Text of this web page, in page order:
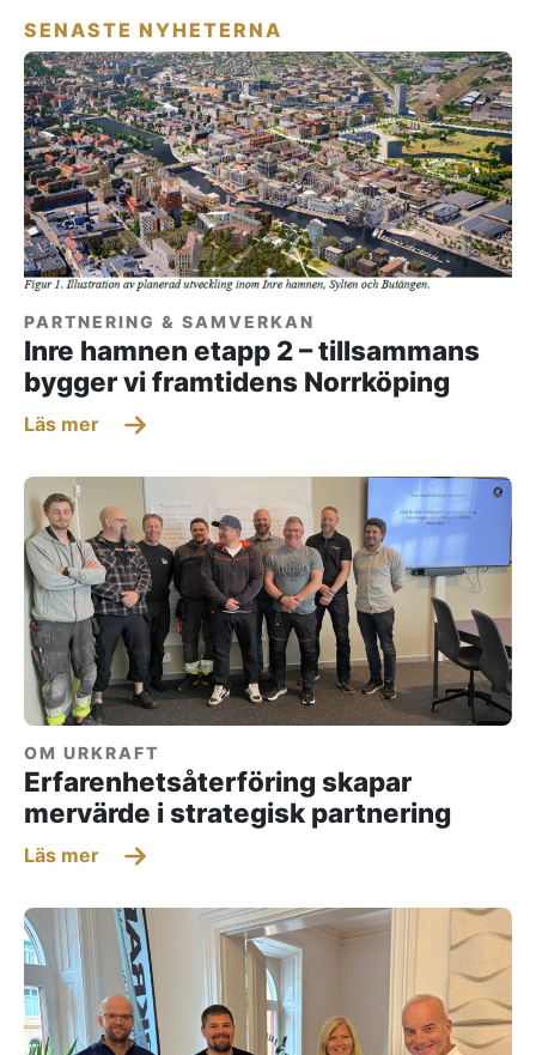
SENASTE NYHETERNA
PARTNERING & SAMVERKAN
Inre hamnen etapp 2 – tillsammans
bygger vi framtidens Norrköping
Läs mer
OM URKRAFT
Erfarenhetsåterföring skapar
mervärde i strategisk partnering
Läs mer